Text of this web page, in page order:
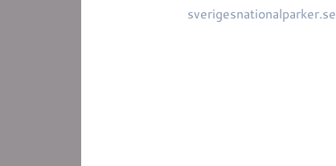
sverigesnationalparker.se